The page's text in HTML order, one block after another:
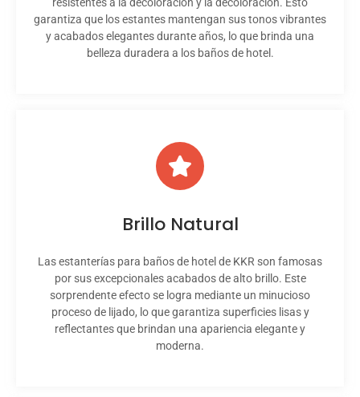
resistentes a la decoloración y la decoloración. Esto
garantiza que los estantes mantengan sus tonos vibrantes
y acabados elegantes durante años, lo que brinda una
belleza duradera a los baños de hotel.
Brillo Natural
Las estanterías para baños de hotel de KKR son famosas
por sus excepcionales acabados de alto brillo. Este
sorprendente efecto se logra mediante un minucioso
proceso de lijado, lo que garantiza superficies lisas y
reflectantes que brindan una apariencia elegante y
moderna.